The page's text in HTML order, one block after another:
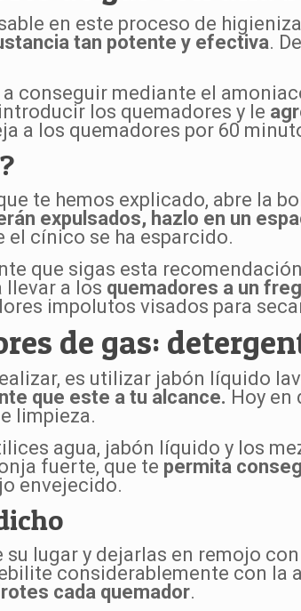
en este proceso de
tan potente y efectiva.
a conseguir mediante el
los quemadores y le
a los quemadores por 60
te hemos explicado, abre la
expulsados, hazlo en un
cínico se ha esparcido.
que sigas esta
llevar a los quemadores a un
impolutos visados para
de gas:
es utilizar jabón líquido
que este a tu alcance.Hoy en
limpieza.
agua, jabón líquido y los
fuerte, que te permita
envejecido.
lugar y dejarlas en remojo
considerablemente con la
cada quemador.